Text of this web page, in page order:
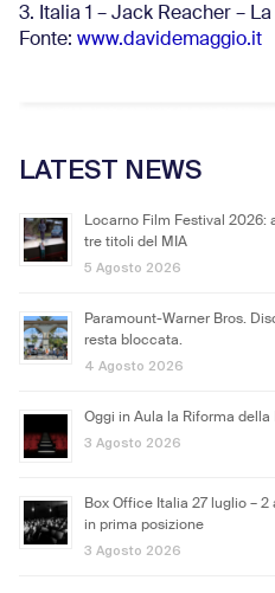
3. Italia 1 – Jack Reacher –
Fonte: www.davidemaggio.it
LATEST NEWS
Locarno Film Festival 2026:
tre titoli del MIA
5 Agosto 2026
Paramount-Warner Bros.
resta bloccata.
4 Agosto 2026
Oggi in Aula la Riforma
3 Agosto 2026
Box Office Italia 27 luglio –
in prima posizione
3 Agosto 2026